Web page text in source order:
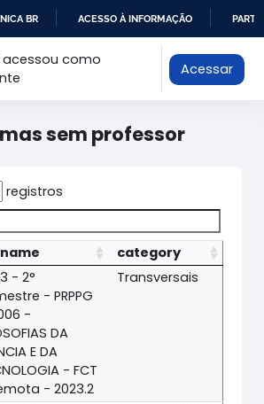
BR ACESSO À INFORMAÇÃO
acessou como
Acessar
sem professor
registros
category
- 2°
- PRPPG
-
DA
E DA
- FCT
- 2023.2
Transversais